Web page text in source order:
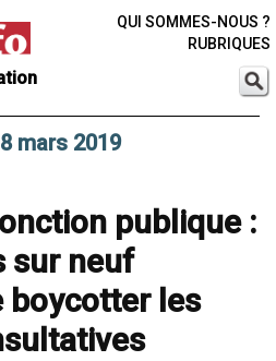
QUI SOMMES-NOUS ?
RUBRIQUES
mars 2019
publique :
sur neuf
boycotter les